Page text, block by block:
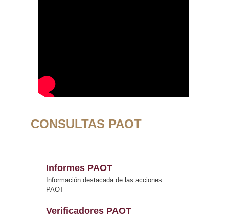
CONSULTAS PAOT
Informes PAOT
Información destacada de las acciones
PAOT
Verificadores PAOT